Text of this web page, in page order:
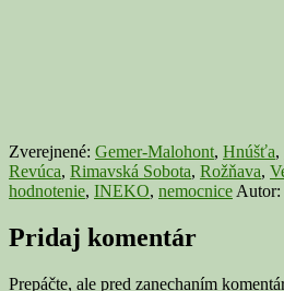
Zverejnené: Gemer-Malohont, Hnúšťa,
Revúca, Rimavská Sobota, Rožňava,
hodnotenie, INEKO, nemocnice Autor:
Pridaj komentár
Prepáčte, ale pred zanechaním